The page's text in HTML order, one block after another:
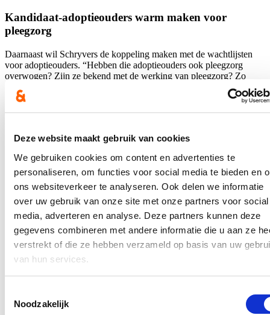
Deze website maakt gebruik van cookies
We gebruiken cookies om content en advertenties te
personaliseren, om functies voor social media te bieden en
ons websiteverkeer te analyseren. Ook delen we informatie
over uw gebruik van onze site met onze partners voor social
media, adverteren en analyse. Deze partners kunnen deze
gegevens combineren met andere informatie die u aan ze
verstrekt of die ze hebben verzameld op basis van uw
van hun services.
Noodzakelijk
Kandidaat-adoptieouders warm maken voor
pleegzorg
Daarnaast wil Schryvers de koppeling maken met de wachtlijsten
voor adoptieouders. “Hebben die adoptieouders ook pleegzorg
overwogen? Zijn ze bekend met de werking van pleegzorg? Zo
zouden kandidaat-adoptieouders bijvoorbeeld een informatiesessie
moeten kunnen bijwonen over de verschillen tussen adoptie en
gezinsomgeving kunnen bieden voor kinderen die (al dan niet
tijdelijk) niet thuis kunnen opgroeien, moeten we dat zoveel als
mogelijk doen”, besluit Schryvers.
Blijf op de hoogte
Ontvang de nieuwsbrief van Katrien.
E-mailadres
Postcode
Klikhierom de privacyvoorwaarden te raadplegen